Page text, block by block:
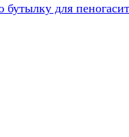
для